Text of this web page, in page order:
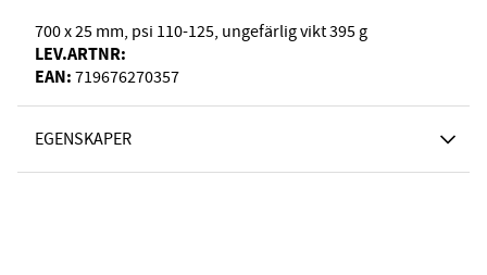
700 x 25 mm, psi 110-125, ungefärlig vikt 395 g
LEV.ARTNR:
EAN: 719676270357
EGENSKAPER